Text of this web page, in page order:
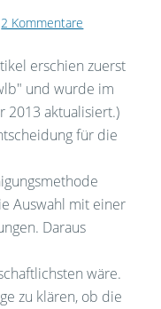
2 Kommentare
erschien zuerst
und wurde im
2013 aktualisiert.)
für die
Auswahl mit einer
Daraus
wäre.
zu klären, ob die